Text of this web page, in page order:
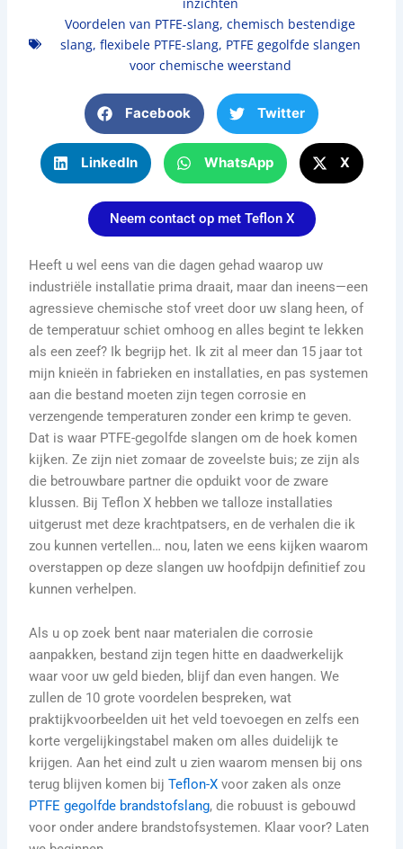
Voordelen van PTFE-slang, chemisch bestendige
slang, flexibele PTFE-slang, PTFE gegolfde slangen
voor chemische weerstand
Facebook Twitter
LinkedIn WhatsApp X
Neem contact op met Teflon X
Heeft u wel eens van die dagen gehad waarop uw
industriële installatie prima draait, maar dan ineens—een
agressieve chemische stof vreet door uw slang heen, of
de temperatuur schiet omhoog en alles begint te lekken
als een zeef? Ik begrijp het. Ik zit al meer dan 15 jaar tot
mijn knieën in fabrieken en installaties, en pas systemen
aan die bestand moeten zijn tegen corrosie en
verzengende temperaturen zonder een krimp te geven.
Dat is waar PTFE-gegolfde slangen om de hoek komen
kijken. Ze zijn niet zomaar de zoveelste buis; ze zijn als
die betrouwbare partner die opduikt voor de zware
klussen. Bij Teflon X hebben we talloze installaties
uitgerust met deze krachtpatsers, en de verhalen die ik
zou kunnen vertellen… nou, laten we eens kijken waarom
overstappen op deze slangen uw hoofdpijn definitief zou
kunnen verhelpen.
Als u op zoek bent naar materialen die corrosie
aanpakken, bestand zijn tegen hitte en daadwerkelijk
waar voor uw geld bieden, blijf dan even hangen. We
zullen de 10 grote voordelen bespreken, wat
praktijkvoorbeelden uit het veld toevoegen en zelfs een
korte vergelijkingstabel maken om alles duidelijk te
krijgen. Aan het eind zult u zien waarom mensen bij ons
terug blijven komen bijTeflon-X voor zaken als onze
PTFE gegolfde brandstofslang, die robuust is gebouwd
voor onder andere brandstofsystemen. Klaar voor? Laten